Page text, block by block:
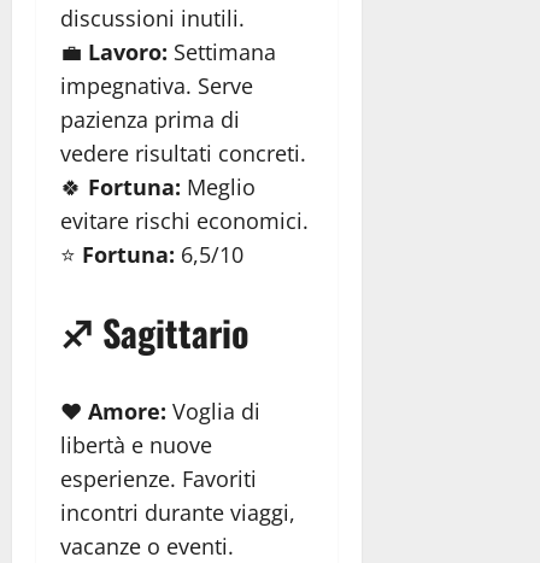
discussioni inutili.
💼 Lavoro: Settimana
impegnativa. Serve
pazienza prima di
vedere risultati concreti.
🍀 Fortuna: Meglio
evitare rischi economici.
⭐ Fortuna: 6,5/10
♐ Sagittario
❤️ Amore: Voglia di
libertà e nuove
esperienze. Favoriti
incontri durante viaggi,
vacanze o eventi.